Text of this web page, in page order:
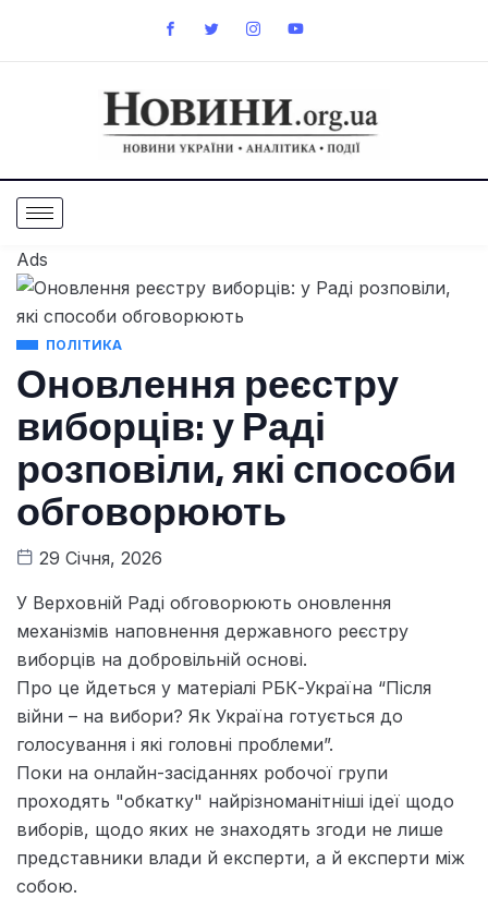
Ads
ПОЛІТИКА
Оновлення реєстру
виборців: у Раді
розповіли, які способи
обговорюють
29 Січня, 2026
У Верховній Раді обговорюють оновлення
механізмів наповнення державного реєстру
виборців на добровільній основі.
Про це йдеться у матеріалі РБК-Україна “Після
війни – на вибори? Як Україна готується до
голосування і які головні проблеми”.
Поки на онлайн-засіданнях робочої групи
проходять "обкатку" найрізноманітніші ідеї щодо
виборів, щодо яких не знаходять згоди не лише
представники влади й експерти, а й експерти між
собою.